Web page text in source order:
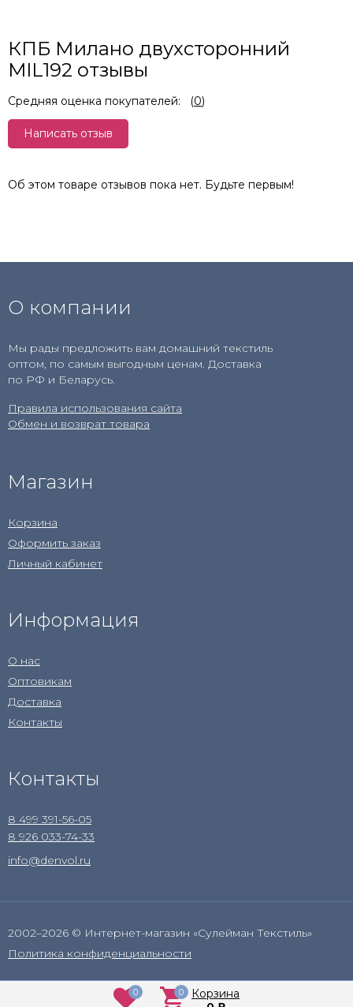
КПБ Милано двухсторонний
MIL192 отзывы
Средняя оценка покупателей: (0)
Написать отзыв
Об этом товаре отзывов пока нет. Будьте первым!
О компании
Мы рады предложить вам домашний текстиль
оптом, по самым выгодным ценам. Доставка
по РФ и Беларусь.
Правила использования сайта
Обмен и возврат товара
Магазин
Корзина
Оформить заказ
Личный кабинет
Информация
О нас
Оптовикам
Доставка
Контакты
Контакты
8 499 391-56-05
8 926 033-74-33
info@denvol.ru
2002–2026 © Интернет-магазин «Сулейман Текстиль»
Политика конфиденциальности
0 0 Корзина